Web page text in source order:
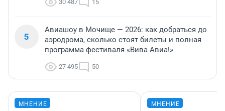
30 487 15
5
Авиашоу в Мочище — 2026: как добраться до
аэродрома, сколько стоят билеты и полная
программа фестиваля «Вива Авиа!»
27 495 50
МНЕНИЕ МНЕНИЕ